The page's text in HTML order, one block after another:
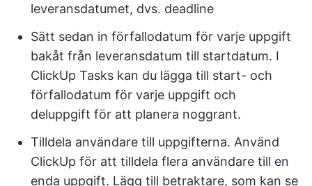
leveransdatumet, dvs. deadline
Sätt sedan in förfallodatum för varje uppgift
bakåt från leveransdatum till startdatum. I
ClickUp Tasks kan du lägga till start- och
förfallodatum för varje uppgift och
deluppgift för att planera noggrant.
Tilldela användare till uppgifterna. Använd
ClickUp för att tilldela flera användare till en
enda uppgift. Lägg till betraktare, som kan se